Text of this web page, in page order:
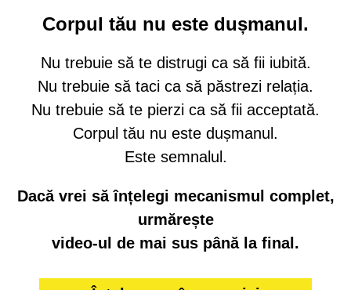
Corpul tău nu este dușmanul.
Nu trebuie să te distrugi ca să fii iubită.
Nu trebuie să taci ca să păstrezi relația.
Nu trebuie să te pierzi ca să fii acceptată.
Corpul tău nu este dușmanul.
Este semnalul.
Dacă vrei să înțelegi mecanismul complet,
urmărește
video-ul de mai sus până la final.